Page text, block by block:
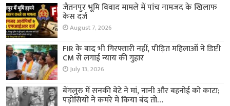
जैतनपुर भूमि विवाद मामले में पांच नामजद के खिलाफ
केस दर्ज
August 7, 2026
FIR के बाद भी गिरफ्तारी नहीं, पीड़ित महिलाओं ने डिप्टी
CM से लगाई न्याय की गुहार
July 13, 2026
बेंगलुरु में सनकी बेटे ने मां, नानी और बहनोई को काटा;
पड़ोसियों ने कमरे में किया बंद तो…